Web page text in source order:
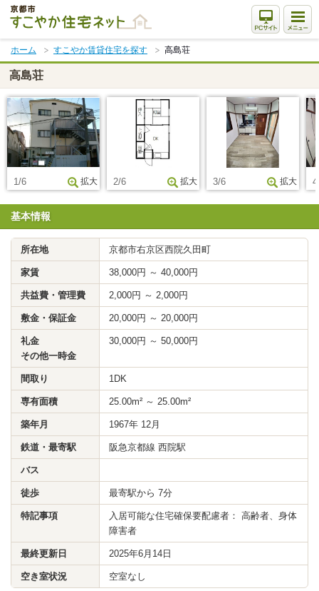
本
文
ま
で
ス
キ
ッ
プ
ホーム すこやか賃貸住宅を探す 高島荘
高島荘
1/6 拡大 2/6 拡大 3/6 拡大
基本情報
所在地 京都市右京区西院久田町
家賃 38,000円 ～ 40,000円
共益費・管理費 2,000円 ～ 2,000円
敷金・保証金 20,000円 ～ 20,000円
礼金
その他一時金
30,000円 ～ 50,000円
間取り 1DK
専有面積 25.00m² ～ 25.00m²
築年月 1967年 12月
鉄道・最寄駅 阪急京都線 西院駅
バス
徒歩 最寄駅から 7分
特記事項
入居可能な住宅確保要配慮者： 高齢者、身体
障害者
最終更新日 2025年6月14日
空き室状況 空室なし